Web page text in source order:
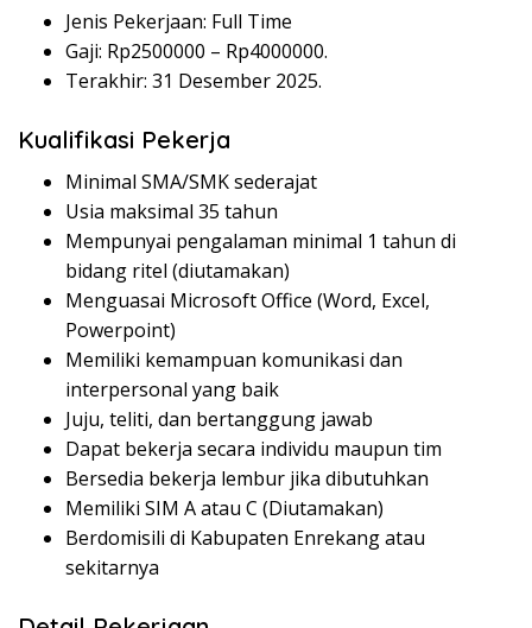
Jenis Pekerjaan: Full Time
Gaji: Rp2500000 – Rp4000000.
Terakhir: 31 Desember 2025.
Kualifikasi Pekerja
Minimal SMA/SMK sederajat
Usia maksimal 35 tahun
Mempunyai pengalaman minimal 1 tahun di
bidang ritel (diutamakan)
Menguasai Microsoft Office (Word, Excel,
Powerpoint)
Memiliki kemampuan komunikasi dan
interpersonal yang baik
Juju, teliti, dan bertanggung jawab
Dapat bekerja secara individu maupun tim
Bersedia bekerja lembur jika dibutuhkan
Memiliki SIM A atau C (Diutamakan)
Berdomisili di Kabupaten Enrekang atau
sekitarnya